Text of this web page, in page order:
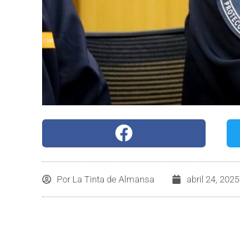
Por La Tinta de Almansa abril 24, 2025